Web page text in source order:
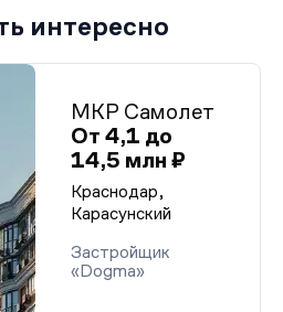
интересно
МКР Самолет
От 4,1 до
14,5 млн ₽
Краснодар,
Карасунский
Застройщик
«Dogma»